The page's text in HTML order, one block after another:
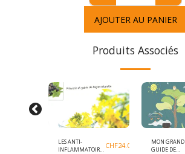
AJOUTER AU PANIER
Produits Associés
LES ANTI-
INFLAMMATOIRES CHF24.00
MON GRAND
GUIDE DE